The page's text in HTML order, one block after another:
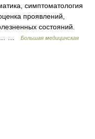
симптоматология
проявлений,
состояний.
…
Большая медицинская